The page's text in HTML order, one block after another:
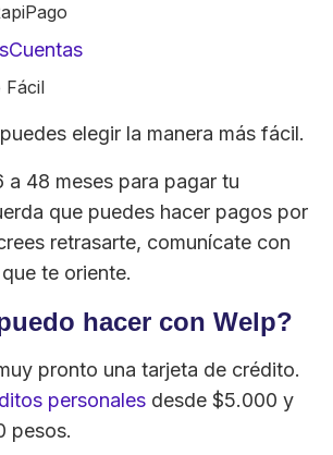
Fácil
elegir la manera más fácil.
a 48 meses para pagar tu
que puedes hacer pagos por
retrasarte, comunícate con
te oriente.
hacer con Welp?
pronto una tarjeta de crédito.
personales desde $5.000 y
pesos.